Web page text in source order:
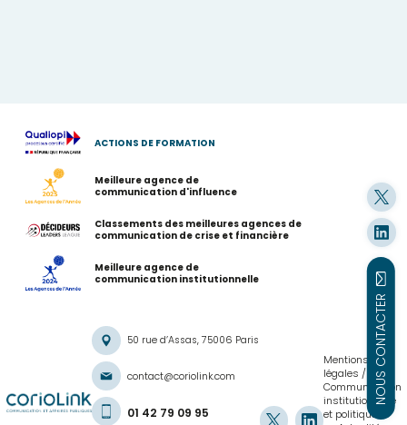
NOUS CONTACTER
ACTIONS DE FORMATION
Meilleure agence de
communication d'influence
Classements des meilleures agences de
communication de crise et financière
Meilleure agence de
communication institutionnelle
50 rue d’Assas, 75006 Paris
contact@coriolink.com
01 42 79 09 95
Mentions
légales
Communication
institutionnelle
et politique